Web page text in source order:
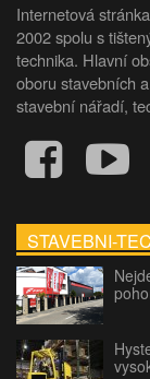
Internetová
2002 spolu s
technika. Hlavní
oboru stavebních
stavební nářadí,
STAVEBNI-